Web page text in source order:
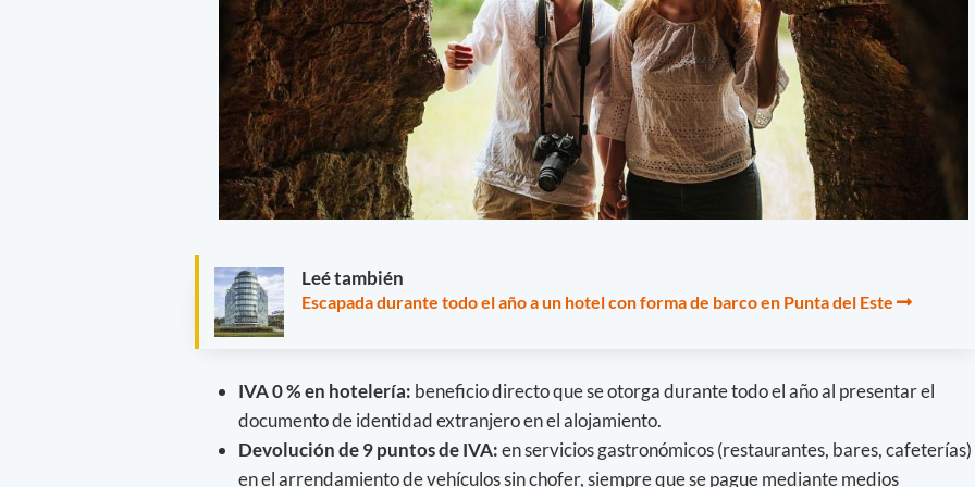
Leé también
Escapada durante todo el año a un hotel con forma de barco en Punta del Este
IVA 0 % en hotelería: beneficio directo que se otorga durante todo el año al presentar el
documento de identidad extranjero en el alojamiento.
Devolución de 9 puntos de IVA:en servicios gastronómicos (restaurantes, bares, cafeterías)
en el arrendamiento de vehículos sin chofer, siempre que se pague mediante medios